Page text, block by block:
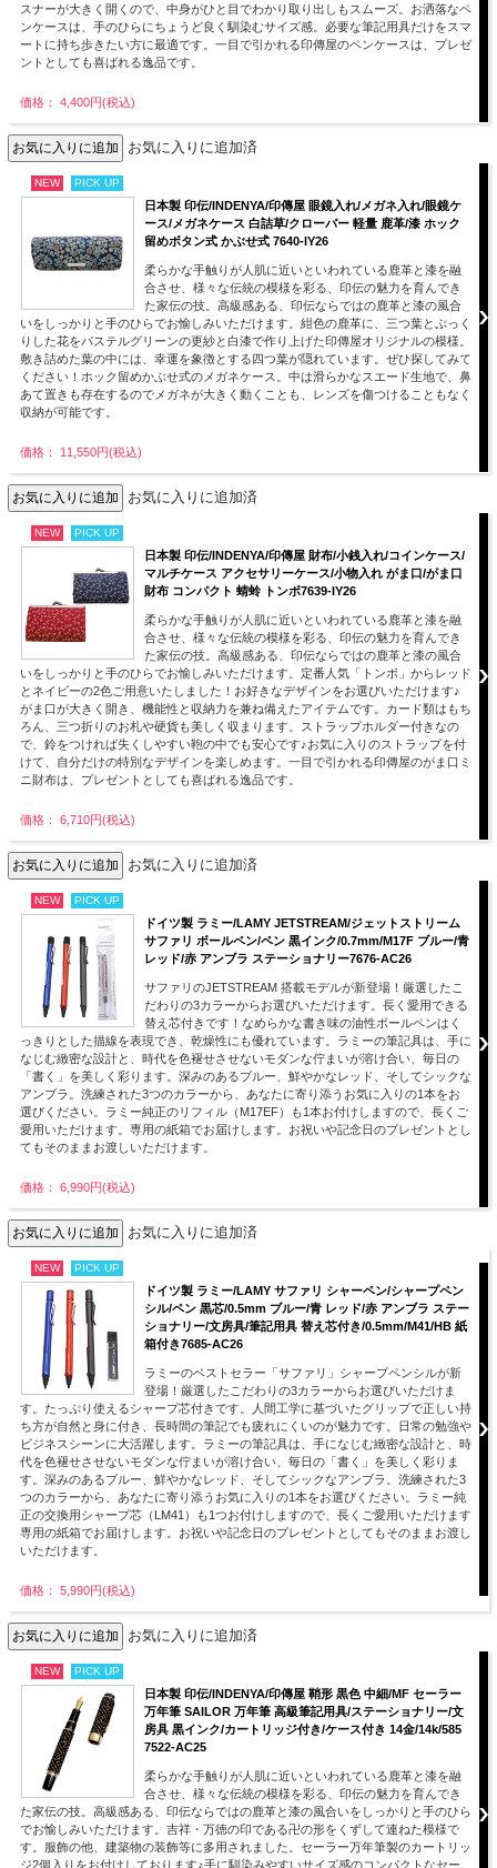
スナーが大きく開くので、中身がひと目でわかり取り出しもスムーズ。お洒落なペ
ンケースは、手のひらにちょうど良く馴染むサイズ感。必要な筆記用具だけをスマ
ートに持ち歩きたい方に最適です。一目で引かれる印傳屋のペンケースは、プレゼ
ントとしても喜ばれる逸品です。
価格： 4,400円(税込)
お気に入りに追加済
NEW PICK UP
日本製 印伝/INDENYA/印傳屋 眼鏡入れ/メガネ入れ/眼鏡ケ
ース/メガネケース 白詰草/クローバー 軽量 鹿革/漆 ホック
留めボタン式 かぶせ式 7640-IY26
柔らかな手触りが人肌に近いといわれている鹿革と漆を融
合させ、様々な伝統の模様を彩る、印伝の魅力を育んでき
た家伝の技。高級感ある、印伝ならではの鹿革と漆の風合
いをしっかりと手のひらでお愉しみいただけます。紺色の鹿革に、三つ葉とぷっく
りした花をパステルグリーンの更紗と白漆で作り上げた印傳屋オリジナルの模様。
敷き詰めた葉の中には、幸運を象徴とする四つ葉が隠れています。ぜひ探してみて
ください！ホック留めかぶせ式のメガネケース。中は滑らかなスエード生地で、鼻
あて置きも存在するのでメガネが大きく動くことも、レンズを傷つけることもなく
収納が可能です。
価格： 11,550円(税込)
お気に入りに追加済
NEW PICK UP
日本製 印伝/INDENYA/印傳屋 財布/小銭入れ/コインケース/
マルチケース アクセサリーケース/小物入れ がま口/がま口
財布 コンパクト 蜻蛉 トンボ7639-IY26
柔らかな手触りが人肌に近いといわれている鹿革と漆を融
合させ、様々な伝統の模様を彩る、印伝の魅力を育んでき
た家伝の技。高級感ある、印伝ならではの鹿革と漆の風合
いをしっかりと手のひらでお愉しみいただけます。定番人気「トンボ」からレッド
とネイビーの2色ご用意いたしました！お好きなデザインをお選びいただけます♪
がま口が大きく開き、機能性と収納力を兼ね備えたアイテムです。カード類はもち
ろん、三つ折りのお札や硬貨も美しく収まります。ストラップホルダー付きなの
で、鈴をつければ失くしやすい鞄の中でも安心です♪お気に入りのストラップを付
けて、自分だけの特別なデザインを楽しめます。一目で引かれる印傳屋のがま口ミ
ニ財布は、プレゼントとしても喜ばれる逸品です。
価格： 6,710円(税込)
お気に入りに追加済
NEW PICK UP
ドイツ製 ラミー/LAMY JETSTREAM/ジェットストリーム
サファリ ボールペン/ペン 黒インク/0.7mm/M17F ブルー/青
レッド/赤 アンブラ ステーショナリー7676-AC26
サファリのJETSTREAM 搭載モデルが新登場！厳選したこ
だわりの3カラーからお選びいただけます。長く愛用できる
替え芯付きです！なめらかな書き味の油性ボールペンはく
っきりとした描線を表現でき、乾燥性にも優れています。ラミーの筆記具は、手に
なじむ緻密な設計と、時代を色褪せさせないモダンな佇まいが溶け合い、毎日の
「書く」を美しく彩ります。深みのあるブルー、鮮やかなレッド、そしてシックな
アンブラ。洗練された3つのカラーから、あなたに寄り添うお気に入りの1本をお
選びください。ラミー純正のリフィル（M17EF）も1本お付けしますので、長くご
愛用いただけます。専用の紙箱でお届けします。お祝いや記念日のプレゼントとし
てもそのままお渡しいただけます。
価格： 6,990円(税込)
お気に入りに追加済
NEW PICK UP
ドイツ製 ラミー/LAMY サファリ シャーペン/シャープペン
シル/ペン 黒芯/0.5mm ブルー/青 レッド/赤 アンブラ ステー
ショナリー/文房具/筆記用具 替え芯付き/0.5mm/M41/HB 紙
箱付き7685-AC26
ラミーのベストセラー「サファリ」シャープペンシルが新
登場！厳選したこだわりの3カラーからお選びいただけま
す。たっぷり使えるシャープ芯付きです。人間工学に基づいたグリップで正しい持
ち方が自然と身に付き、長時間の筆記でも疲れにくいのが魅力です。日常の勉強や
ビジネスシーンに大活躍します。ラミーの筆記具は、手になじむ緻密な設計と、時
代を色褪せさせないモダンな佇まいが溶け合い、毎日の「書く」を美しく彩りま
す。深みのあるブルー、鮮やかなレッド、そしてシックなアンブラ。洗練された3
つのカラーから、あなたに寄り添うお気に入りの1本をお選びください。ラミー純
正の交換用シャープ芯（LM41）も1つお付けしますので、長くご愛用いただけます
専用の紙箱でお届けします。お祝いや記念日のプレゼントとしてもそのままお渡し
いただけます。
価格： 5,990円(税込)
お気に入りに追加済
NEW PICK UP
日本製 印伝/INDENYA/印傳屋 鞘形 黒色 中細/MF セーラー
万年筆 SAILOR 万年筆 高級筆記用具/ステーショナリー/文
房具 黒インク/カートリッジ付き/ケース付き 14金/14k/585
7522-AC25
柔らかな手触りが人肌に近いといわれている鹿革と漆を融
合させ、様々な伝統の模様を彩る、印伝の魅力を育んでき
た家伝の技。高級感ある、印伝ならではの鹿革と漆の風合いをしっかりと手のひら
でお愉しみいただけます。吉祥・万徳の印である卍の形をくずして連ねた模様で
す。服飾の他、建築物の装飾等に多用されました。セーラー万年筆製のカートリッ
ジ2個入りをお付けしております♪手に馴染みやすいサイズ感のコンパクトなセー